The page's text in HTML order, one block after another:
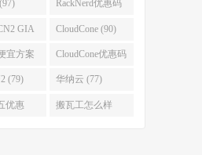
RackNerd优惠码
(93)
GIA CloudCone (90)
宜方案 CloudCone优惠码
(82)
(79) 华纳云 (77)
优惠 搬瓦工怎么样